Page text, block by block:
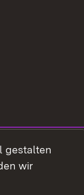
gestalten
wir